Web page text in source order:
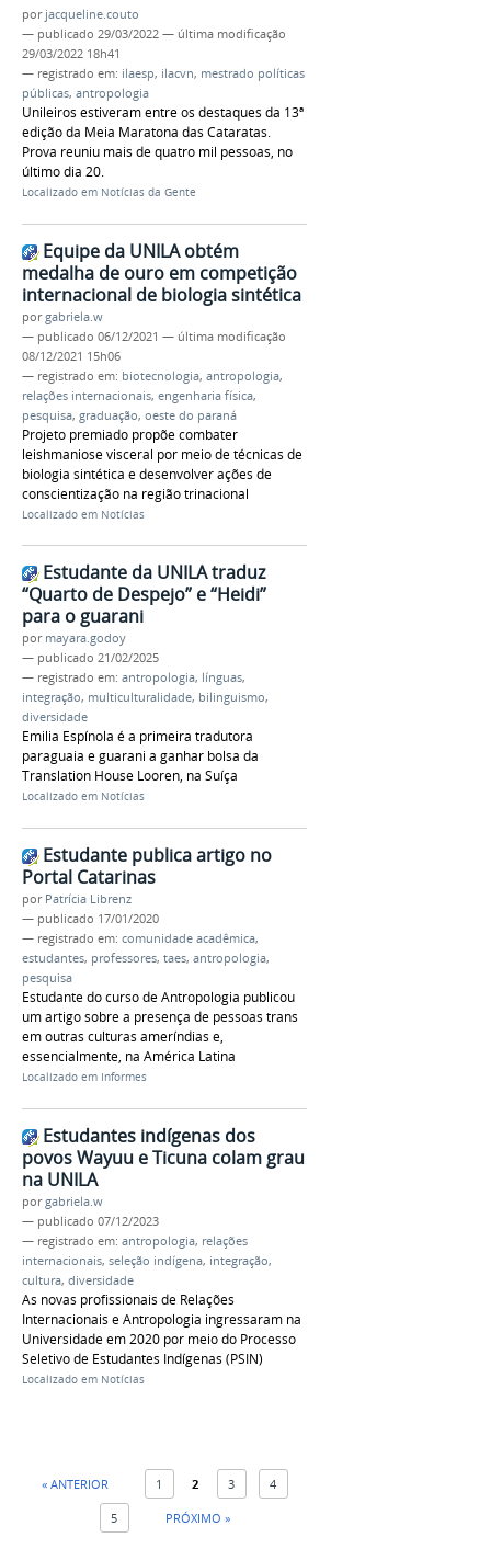
por jacqueline.couto
— publicado 29/03/2022 — última modificação
29/03/2022 18h41
— registrado em: ilaesp, ilacvn, mestrado políticas
públicas, antropologia
Unileiros estiveram entre os destaques da 13ª
edição da Meia Maratona das Cataratas.
Prova reuniu mais de quatro mil pessoas, no
último dia 20.
Localizado em Notícias da Gente
Equipe da UNILA obtém
medalha de ouro em competição
internacional de biologia sintética
porgabriela.w
— publicado 06/12/2021 — última modificação
08/12/2021 15h06
— registrado em: biotecnologia, antropologia,
relações internacionais, engenharia física,
pesquisa, graduação, oeste do paraná
Projeto premiado propõe combater
leishmaniose visceral por meio de técnicas de
biologia sintética e desenvolver ações de
conscientização na região trinacional
Localizado em Notícias
Estudante da UNILA traduz
“Quarto de Despejo” e “Heidi”
para o guarani
por mayara.godoy
— publicado 21/02/2025
— registrado em: antropologia, línguas,
integração, multiculturalidade, bilinguismo,
diversidade
Emilia Espínola é a primeira tradutora
paraguaia e guarani a ganhar bolsa da
Translation House Looren, na Suíça
Localizado em Notícias
Estudante publica artigo no
Portal Catarinas
por Patrícia Librenz
— publicado 17/01/2020
— registrado em: comunidade acadêmica,
estudantes, professores, taes, antropologia,
pesquisa
Estudante do curso de Antropologia publicou
um artigo sobre a presença de pessoas trans
em outras culturas ameríndias e,
essencialmente, na América Latina
Localizado em Informes
Estudantes indígenas dos
povos Wayuu e Ticuna colam grau
na UNILA
porgabriela.w
— publicado 07/12/2023
— registrado em: antropologia, relações
internacionais, seleção indígena, integração,
cultura, diversidade
As novas profissionais de Relações
Internacionais e Antropologia ingressaram na
Universidade em 2020 por meio do Processo
Seletivo de Estudantes Indígenas (PSIN)
Localizado em Notícias
« ANTERIOR 1 2 3 4
5 PRÓXIMO »